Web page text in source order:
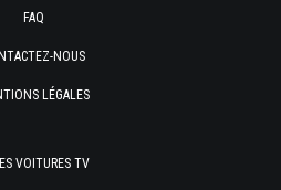
FAQ
NOUS
LÉGALES
VOITURES TV